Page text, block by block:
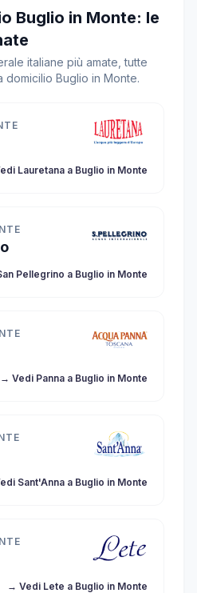
Buglio in Monte: le
italiane più amate, tutte
Buglio in Monte.
Lauretana a Buglio in Monte
Pellegrino a Buglio in Monte
→ Vedi Panna a Buglio in Monte
Sant'Anna a Buglio in Monte
→ Vedi Lete a Buglio in Monte